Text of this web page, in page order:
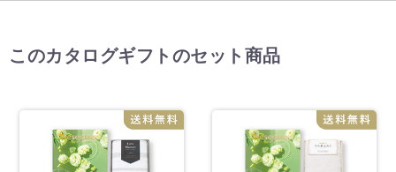
このカタログギフトのセット商品